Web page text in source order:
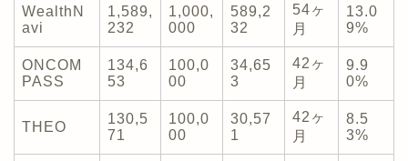
WealthN
avi
1,589,
232
1,000,
000
589,2
32
54ヶ
月
13.0
9%
ONCOM
PASS
134,6
53
100,0
00
34,65
3
42ヶ
月
9.9
0%
THEO
130,5
71
100,0
00
30,57
1
42ヶ
月
8.5
3%